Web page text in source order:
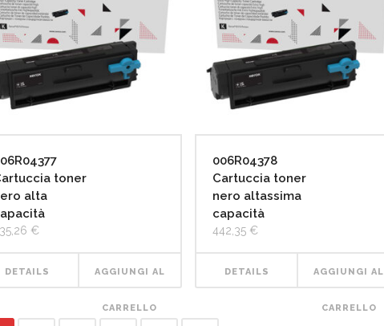
toner
alta
€
DETAILS AGGIUNGI AL
CARRELLO
006R04378
Cartuccia toner
nero altassima
capacità
442,35 €
DETAILS AGGIUNGI AL
CARRELLO